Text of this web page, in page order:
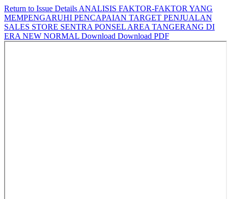
Return to Issue Details ANALISIS FAKTOR-FAKTOR YANG
MEMPENGARUHI PENCAPAIAN TARGET PENJUALAN
SALES STORE SENTRA PONSEL AREA TANGERANG DI
ERA NEW NORMAL Download Download PDF